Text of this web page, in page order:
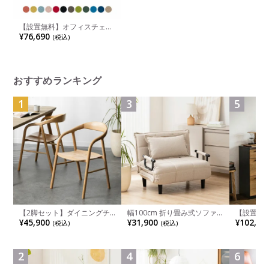
【設置無料】オフィスチェア
ミトラ2 Mitra2 ホワイト脚 ス
タンダードバック 可動肘 ラ
チェア
¥76,690 (税込)
おすすめランキング
1
【2脚セット】ダイニングチ
ェア 木製 LUGA 肘付き チェ
ア 天然木 リビング椅子 板座
ュラル ブラウン 完成品
¥45,900 (税込)
2
3
幅100cm 折り畳み式ソファ
ベッド コンパクト リクライ
ニング カウチスタイル 省ス
¥31,900 (税込)
4
5
【設置
チンカウ
板 引き出
れ ウッデ
ル グレー
6